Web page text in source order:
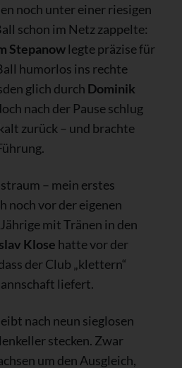
noch unter einer riesigen
schon im Netz zappelte:
Stepanow legte präzise für
humorlos ins rechte
glich durch Dominik
nach der Pause schlug
zurück – und brachte
– mein erstes
noch vor der eigenen
mit Tränen in den
Klose hatte vor der
der Club „klettern“
liefert.
nach neun sieglosen
stecken. Zwar
um den Ausgleich,